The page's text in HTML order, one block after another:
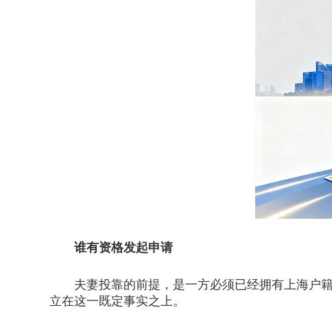
谁有资格发起申请
夫妻投靠的前提，是一方必须已经拥有上海户籍
立在这一既定事实之上。